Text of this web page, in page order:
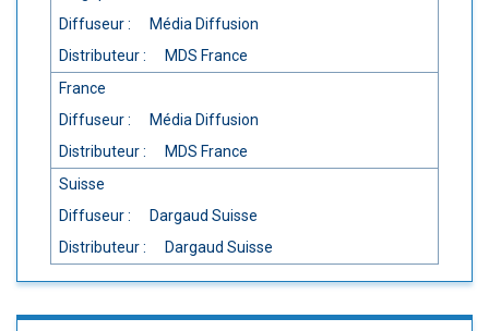
Diffuseur :
Média Diffusion
Distributeur :
MDS France
France
Diffuseur :
Média Diffusion
Distributeur :
MDS France
Suisse
Diffuseur :
Dargaud Suisse
Distributeur :
Dargaud Suisse